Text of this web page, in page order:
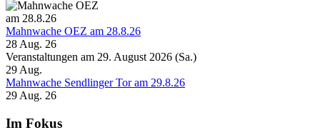
Mahnwache OEZ am 28.8.26
28 Aug. 26
Veranstaltungen am 29. August 2026 (Sa.)
29Aug.
Mahnwache Sendlinger Tor am 29.8.26
29 Aug. 26
Im Fokus